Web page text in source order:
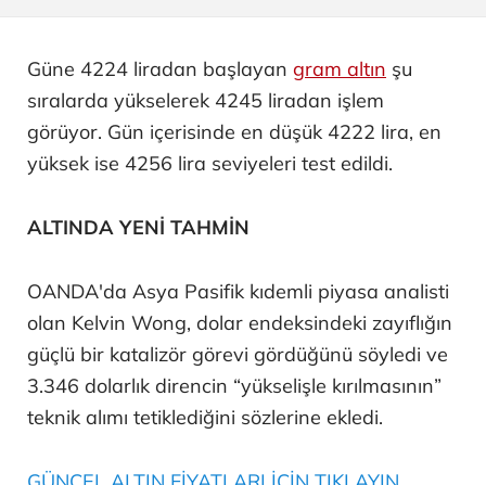
Güne 4224 liradan başlayan gram altın şu
sıralarda yükselerek 4245 liradan işlem
görüyor. Gün içerisinde en düşük 4222 lira, en
yüksek ise 4256 lira seviyeleri test edildi.
ALTINDA YENİ TAHMİN
OANDA'da Asya Pasifik kıdemli piyasa analisti
olan Kelvin Wong, dolar endeksindeki zayıflığın
güçlü bir katalizör görevi gördüğünü söyledi ve
3.346 dolarlık direncin “yükselişle kırılmasının”
teknik alımı tetiklediğini sözlerine ekledi.